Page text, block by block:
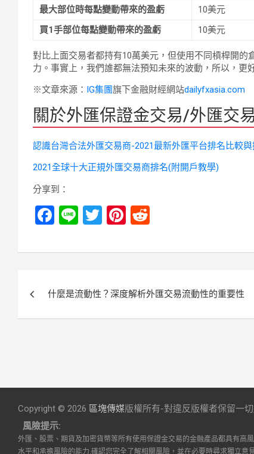
最大部位時每點變動帶來的盈虧
10美元
買1手部位每點變動帶來的盈虧
10美元
對比上面交易者都持有10萬美元，但使用不同槓桿開
力。事實上，我們誰都無法預知未來的波動，所以，更
※文章來源： IG集團旗下金融財經網站dailyfxasia.com
關於外匯保證金交易/外匯交
認識台灣合法外匯交易商-2021最新外匯平台排名比較與
2021全球十大正規外匯交易商排名(附開戶教學)
分享到：
F
ce
o
Li
e
T
tt
Pi
er
t
d
t
什麼是流動性？深度解析外匯交易流動性的重要性
Copyright © 2026 區塊傳媒版權所有-對違反版權者保留一切
風險提示:
外匯、股票、期貨及加密貨幣等所有使用保證金交易的金融產品都具有高
水平和承擔風險的能力,確認您完全了解相關風險，並在必要時尋求獨立